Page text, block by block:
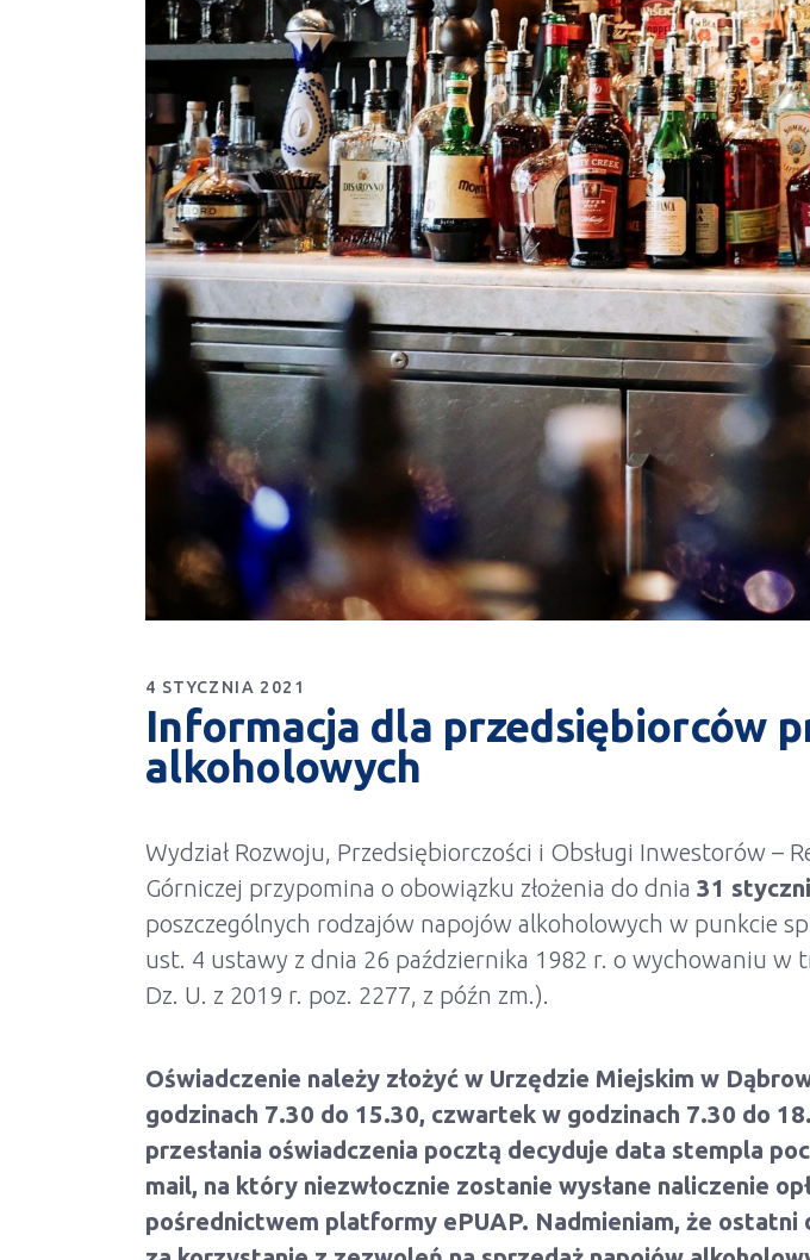
4 STYCZNIA 2021
Informacja dla przedsiębiorców
alkoholowych
Wydział Rozwoju, Przedsiębiorczości i Obsługi Inwestorów
Górniczej przypomina o obowiązku złożenia do dnia 31
poszczególnych rodzajów napojów alkoholowych w punkcie
ust. 4 ustawy z dnia 26 października 1982 r. o wychowaniu
Dz. U. z 2019 r. poz. 2277, z późn zm.).
Oświadczenie należy złożyć w Urzędzie Miejskim w
godzinach 7.30 do 15.30, czwartek w godzinach 7.30 do
przesłania oświadczenia pocztą decyduje data stempla
mail, na który niezwłocznie zostanie wysłane naliczenie
pośrednictwem platformy ePUAP. Nadmieniam, że ostatni